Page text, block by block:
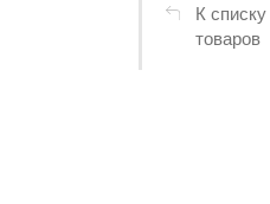
К списку
товаров